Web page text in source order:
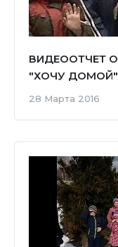
ВИДЕООТЧЕТ
"ХОЧУ ДОМОЙ"
28 Марта 2016